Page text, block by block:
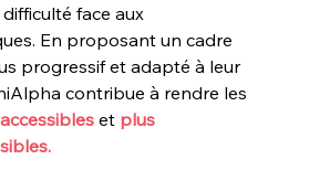
face aux
En proposant un cadre
progressif et adapté à leur
contribue à rendre les
et plus